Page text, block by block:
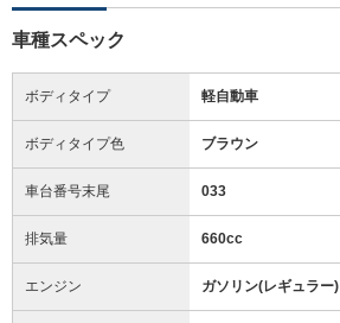
車種スペック
ボディタイプ 軽自動車
ボディタイプ色 ブラウン
車台番号末尾 033
排気量 660cc
エンジン ガソリン(レギュラー)